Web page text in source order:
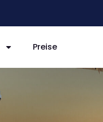
Preise